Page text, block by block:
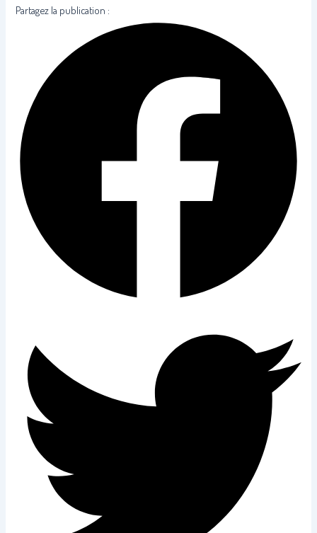
Partagez la publication :